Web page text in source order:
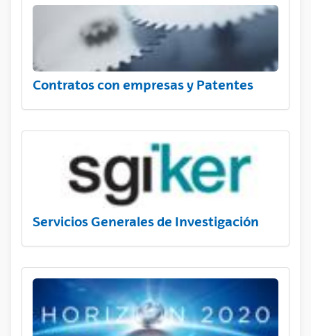
Contratos con empresas y Patentes
Servicios Generales de Investigación